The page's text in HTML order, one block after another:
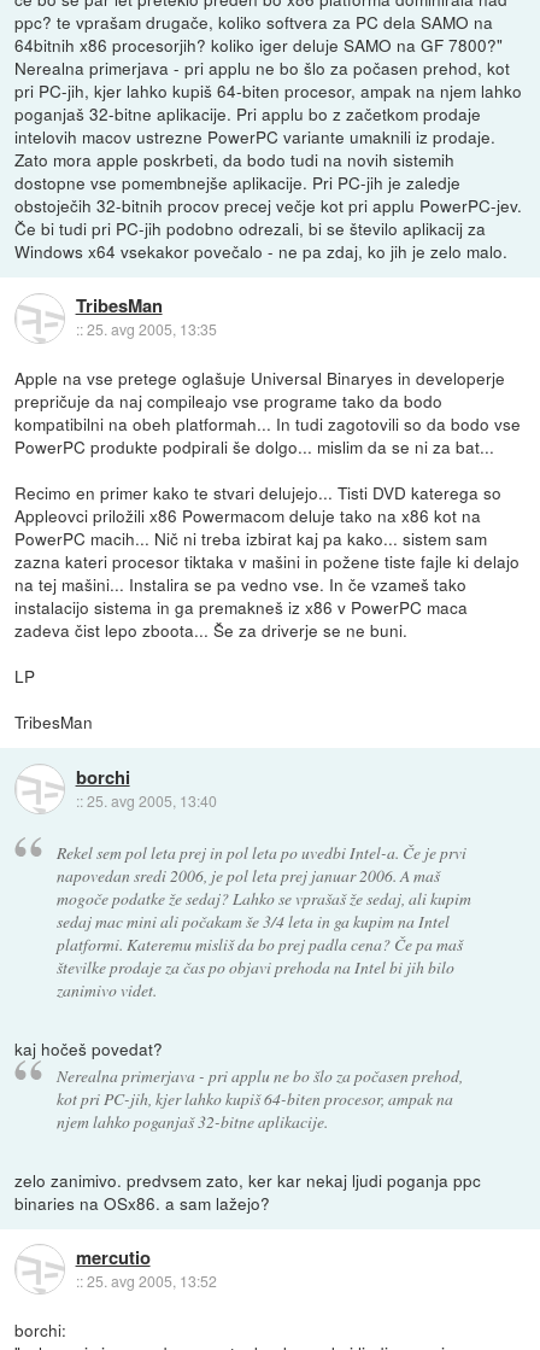
ppc? te vprašam drugače, koliko softvera za PC dela SAMO na
64bitnih x86 procesorjih? koliko iger deluje SAMO na GF 7800?"
Nerealna primerjava - pri applu ne bo šlo za počasen prehod, kot
pri PC-jih, kjer lahko kupiš 64-biten procesor, ampak na njem lahko
poganjaš 32-bitne aplikacije. Pri applu bo z začetkom prodaje
intelovih macov ustrezne PowerPC variante umaknili iz prodaje.
Zato mora apple poskrbeti, da bodo tudi na novih sistemih
dostopne vse pomembnejše aplikacije. Pri PC-jih je zaledje
obstoječih 32-bitnih procov precej večje kot pri applu PowerPC-jev.
Če bi tudi pri PC-jih podobno odrezali, bi se število aplikacij za
Windows x64 vsekakor povečalo - ne pa zdaj, ko jih je zelo malo.
TribesMan
::25. avg 2005, 13:35
Apple na vse pretege oglašuje Universal Binaryes in developerje
prepričuje da naj compileajo vse programe tako da bodo
kompatibilni na obeh platformah... In tudi zagotovili so da bodo vse
PowerPC produkte podpirali še dolgo... mislim da se ni za bat...
Recimo en primer kako te stvari delujejo... Tisti DVD katerega so
Appleovci priložili x86 Powermacom deluje tako na x86 kot na
PowerPC macih... Nič ni treba izbirat kaj pa kako... sistem sam
zazna kateri procesor tiktaka v mašini in požene tiste fajle ki delajo
na tej mašini... Instalira se pa vedno vse. In če vzameš tako
instalacijo sistema in ga premakneš iz x86 v PowerPC maca
zadeva čist lepo zboota... Še za driverje se ne buni.
LP
TribesMan
borchi
::25. avg 2005, 13:40
Rekel sem pol leta prej in pol leta po uvedbi Intel-a. Če je prvi
napovedan sredi 2006, je pol leta prej januar 2006. A maš
mogoče podatke že sedaj? Lahko se vprašaš že sedaj, ali kupim
sedaj mac mini ali počakam še 3/4 leta in ga kupim na Intel
platformi. Kateremu misliš da bo prej padla cena? Če pa maš
številke prodaje za čas po objavi prehoda na Intel bi jih bilo
zanimivo videt.
kaj hočeš povedat?
Nerealna primerjava - pri applu ne bo šlo za počasen prehod,
kot pri PC-jih, kjer lahko kupiš 64-biten procesor, ampak na
njem lahko poganjaš 32-bitne aplikacije.
zelo zanimivo. predvsem zato, ker kar nekaj ljudi poganja ppc
binaries na OSx86. a sam lažejo?
mercutio
::25. avg 2005, 13:52
borchi: